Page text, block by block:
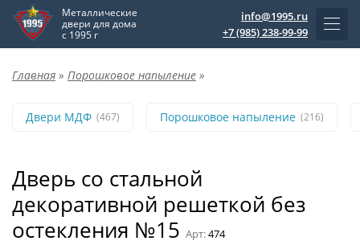
Металлические
двери для дома
с 1995 г
info@1995.ru
+7 (985) 238-99-99
Главная » Порошковое напыление »
Двери МДФ (467) Порошковое напыление (216)
Дверь со стальной
декоративной решеткой без
остекления №15 Арт:474